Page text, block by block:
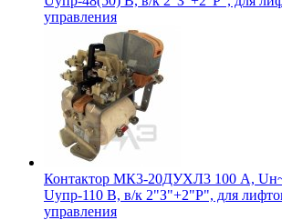
управления
Контактор МК3-20ДУХЛ3 100 А,
Uупр-110 В, в/к 2"З"+2"Р", для
управления